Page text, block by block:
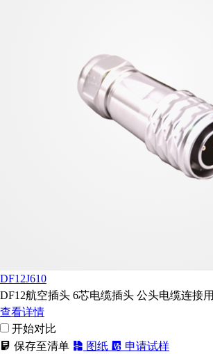
DF12J610
DF12航空插头 6芯电缆插头 公头电缆连接用
查看详情
开始对比
保存至清单
图纸 申请试样